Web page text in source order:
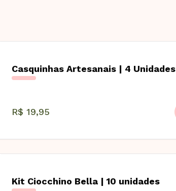
Casquinhas Artesanais | 4 Unidades
R$ 19,95
Kit Ciocchino Bella | 10 unidades